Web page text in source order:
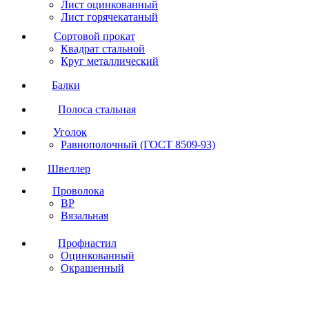
Лист оцинкованный
Лист горячекатаный
Сортовой прокат
Квадрат стальной
Круг металлический
Балки
Полоса стальная
Уголок
Равнополочный (ГОСТ 8509-93)
Швеллер
Проволока
ВР
Вязальная
Профнастил
Оцинкованный
Окрашенный